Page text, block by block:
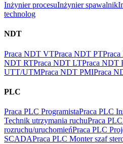
Inżynier procesuInżynier spawalnik
technolog
NDT
Praca NDT VTPraca NDT PT
NDT RTPraca NDT LTPraca NDT
UTT/UTMPraca NDT PMIPraca
PLC
Praca PLC ProgramistaPraca PLC
Technik utrzymania ruchuPraca
rozruchu/uruchomieńPraca PLC
SCADAPraca PLC Monter szaf